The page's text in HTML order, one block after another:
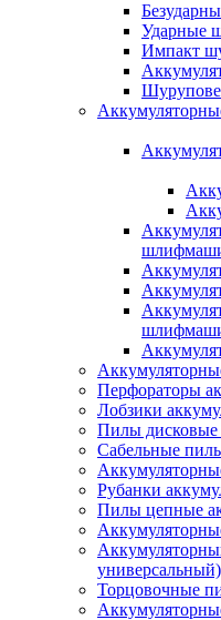
Ударные
Импакт
Перфораторы
Лобзики
Пилы дисковые
Сабельные
Рубанки
Пилы цепные
универсальный)
Торцовочные